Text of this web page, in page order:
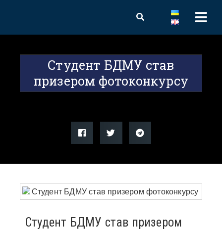
Студент БДМУ став
призером фотоконкурсу
Студент БДМУ став призером